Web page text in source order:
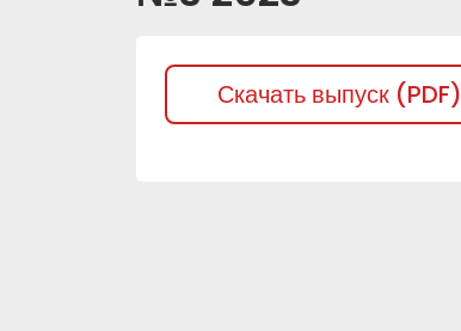
Скачать выпуск (PDF)